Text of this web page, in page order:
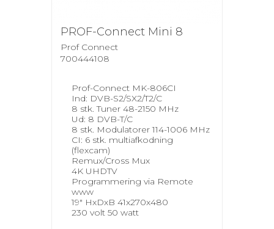
PROF-Connect Mini 8
Prof Connect
700444108
Prof-Connect MK-806CI
Ind: DVB-S2/SX2/T2/C
8 stk. Tuner 48-2150 MHz
Ud: 8 DVB-T/C
8 stk. Modulatorer 114-1006 MHz
CI: 6 stk. multiafkodning
(flexcam)
Remux/Cross Mux
4K UHDTV
Programmering via Remote
www
19" HxDxB 41x270x480
230 volt 50 watt